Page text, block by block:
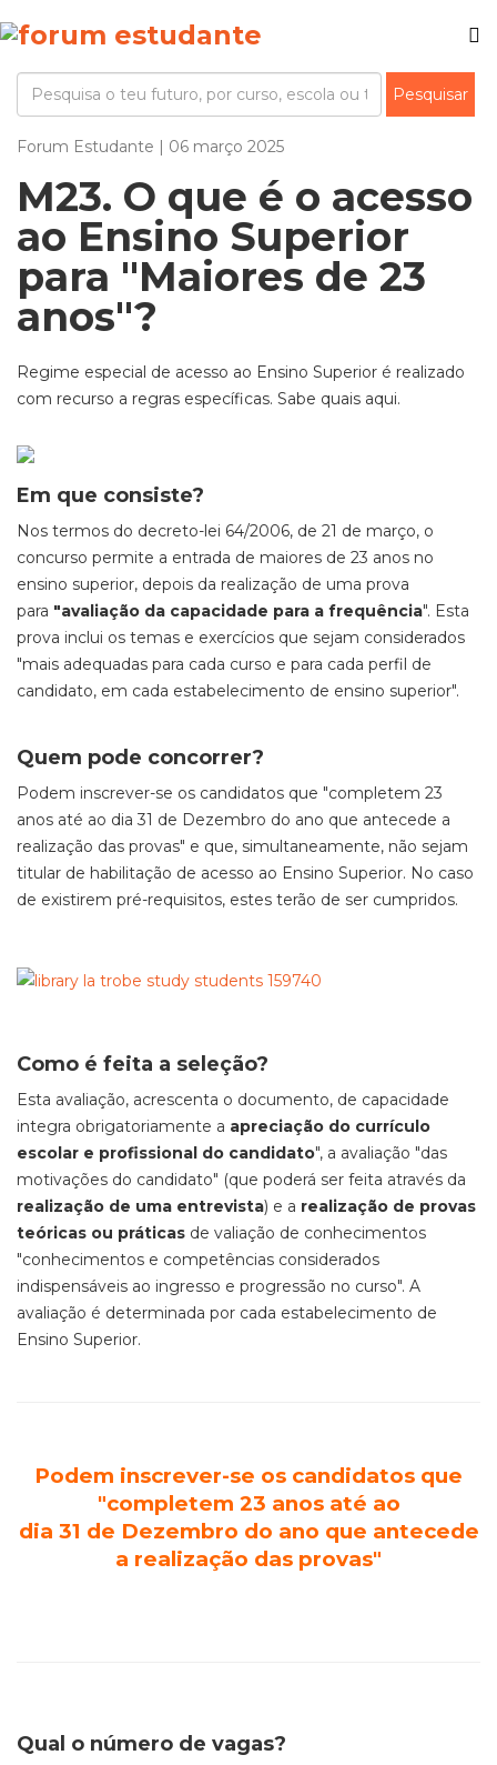
Forum Estudante | 06 março 2025
M23. O que é o acesso
ao Ensino Superior
para "Maiores de 23
anos"?
Regime especial de acesso ao Ensino Superior é realizado
com recurso a regras específicas. Sabe quais aqui.
Em que consiste?
Nos termos do decreto-lei 64/2006, de 21 de março, o
concurso permite a entrada de maiores de 23 anos no
ensino superior, depois da realização de uma prova
para "avaliação da capacidade para a frequência". Esta
prova inclui os temas e exercícios que sejam considerados
"mais adequadas para cada curso e para cada perfil de
candidato, em cada estabelecimento de ensino superior".
Quem pode concorrer?
Podem inscrever-se os candidatos que "completem 23
anos até ao dia 31 de Dezembro do ano que antecede a
realização das provas" e que, simultaneamente, não sejam
titular de habilitação de acesso ao Ensino Superior. No caso
de existirem pré-requisitos, estes terão de ser cumpridos.
Como é feita a seleção?
Esta avaliação, acrescenta o documento, de capacidade
integra obrigatoriamente a apreciação do currículo
escolar e profissional do candidato", a avaliação "das
motivações do candidato" (que poderá ser feita através da
realização de uma entrevista) e a realização de provas
teóricas ou práticas de valiação de conhecimentos
"conhecimentos e competências considerados
indispensáveis ao ingresso e progressão no curso". A
avaliação é determinada por cada estabelecimento de
Ensino Superior.
Podem inscrever-se os candidatos que
"completem 23 anos até ao
dia 31 de Dezembro do ano que antecede
a realização das provas"
Qual o número de vagas?